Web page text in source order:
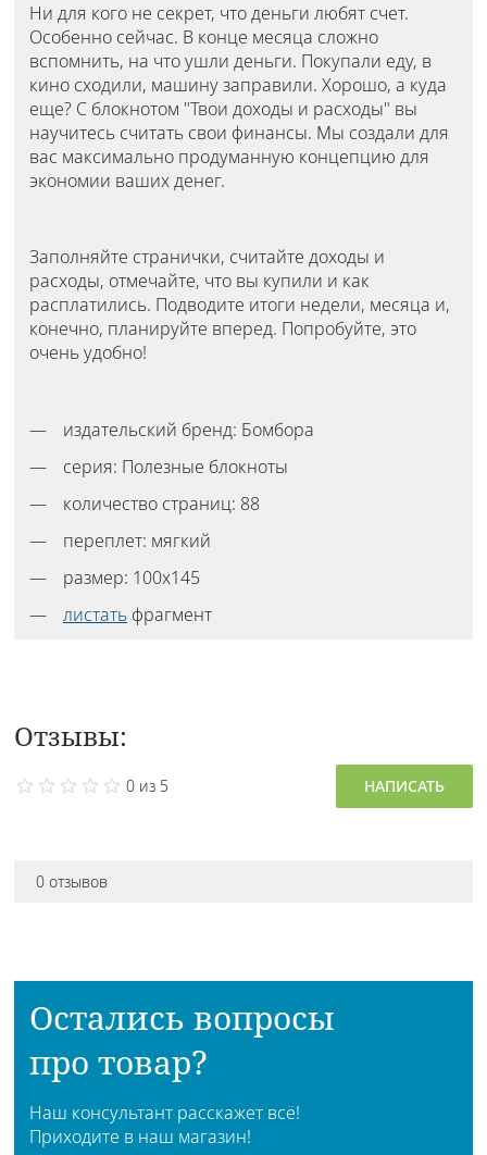
Ни для кого не секрет, что деньги любят счет.
Особенно сейчас. В конце месяца сложно
вспомнить, на что ушли деньги. Покупали еду, в
кино сходили, машину заправили. Хорошо, а куда
еще? С блокнотом "Твои доходы и расходы" вы
научитесь считать свои финансы. Мы создали для
вас максимально продуманную концепцию для
экономии ваших денег.
Заполняйте странички, считайте доходы и
расходы, отмечайте, что вы купили и как
расплатились. Подводите итоги недели, месяца и,
конечно, планируйте вперед. Попробуйте, это
очень удобно!
издательский бренд: Бомбора
серия: Полезные блокноты
количество страниц: 88
переплет: мягкий
размер: 100х145
листатьфрагмент
Отзывы:
0 из 5 НАПИСАТЬ
0 отзывов
Остались вопросы
про товар?
Наш консультант расскажет всё!
Приходите в наш магазин!